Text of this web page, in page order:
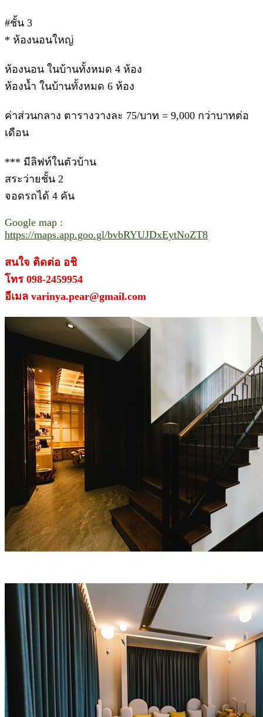
#ชั้น 3
* ห้องนอนใหญ่
ห้องนอน ในบ้านทั้งหมด 4 ห้อง
ห้องน้ำ ในบ้านทั้งหมด 6 ห้อง
ค่าส่วนกลาง ตารางวางละ 75/บาท = 9,000 กว่าบาทต่อ
เดือน
*** มีลิฟท์ในตัวบ้าน
สระว่ายชั้น 2
จอดรถได้ 4 คัน
Google map :
https://maps.app.goo.gl/bvbRYUJDxEytNoZT8
สนใจ ติดต่อ อชิ
โทร 098-2459954
อีเมล varinya.pear@gmail.com